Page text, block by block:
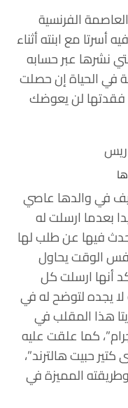
الفرنسية
مع ابنته أثناء
نشرها عبر حسابه
في الحياة إن حصلت
فقدتها ‏لن يعوضك
في والدها عاصي
بعدما ارسلت له
فيها عن طلب لها
الوقت يحاول
أنها ارسلت كل
يجده لتوضح له في
هذا المقلب في
كما علقت عليه
حبيت هالترند”،
المميزة في